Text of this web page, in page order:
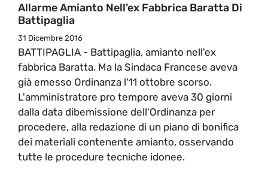
Allarme Amianto Nell’ex Fabbrica Baratta Di
Battipaglia
31 Dicembre 2016
BATTIPAGLIA - Battipaglia, amianto nell'ex
fabbrica Baratta. Ma la Sindaca Francese aveva
già emesso Ordinanza l'11 ottobre scorso.
L'amministratore pro tempore aveva 30 giorni
dalla data dibemissione dell'Ordinanza per
procedere, alla redazione di un piano di bonifica
dei materiali contenente amianto, osservando
tutte le procedure tecniche idonee.